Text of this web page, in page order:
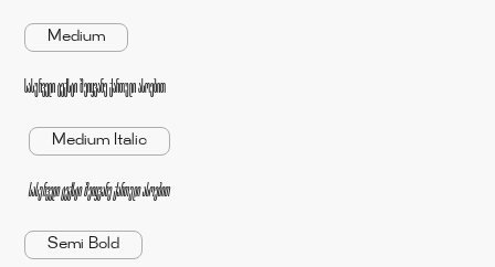
Medium
სასურველი ტექსტი შეიყვანე ქართული ასოებით
Medium Italic
სასურველი ტექსტი შეიყვანე ქართული ასოებით
Semi Bold